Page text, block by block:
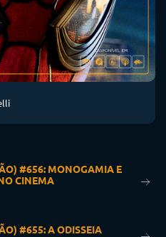
#656: MONOGAMIA E
CINEMA
#655: A ODISSEIA